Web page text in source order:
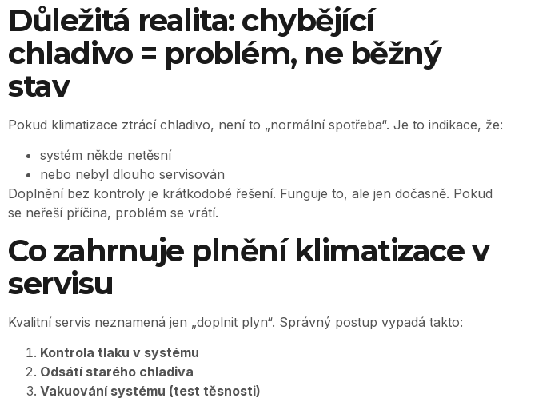
Důležitá realita: chybějící
chladivo = problém, ne běžný
stav
Pokud klimatizace ztrácí chladivo, není to „normální spotřeba“. Je to indikace, že:
systém někde netěsní
nebo nebyl dlouho servisován
Doplnění bez kontroly je krátkodobé řešení. Funguje to, ale jen dočasně. Pokud
se neřeší příčina, problém se vrátí.
Co zahrnuje plnění klimatizace v
servisu
Kvalitní servis neznamená jen „doplnit plyn“. Správný postup vypadá takto:
Kontrola tlaku v systému
Odsátí starého chladiva
Vakuování systému (test těsnosti)